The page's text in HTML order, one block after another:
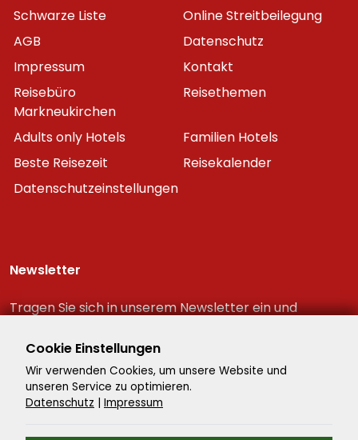
Schwarze Liste
Online Streitbeilegung
AGB
Datenschutz
Impressum
Kontakt
Reisebüro
Markneukirchen
Reisethemen
Adults only Hotels
Familien Hotels
Beste Reisezeit
Reisekalender
Datenschutzeinstellungen
Newsletter
Tragen Sie sich in unserem Newsletter ein und
Reiseschnäppchen!
Cookie Einstellungen
Wir verwenden Cookies, um unsere Website und
unseren Service zu optimieren.
Datenschutz | Impressum